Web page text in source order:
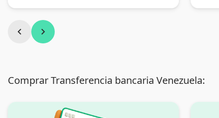
chevron_left chevron_right
Comprar Transferencia bancaria Venezuela: